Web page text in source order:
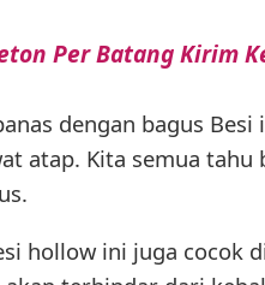
Per Batang Kirim
dengan bagus
atap. Kita semua
hollow ini juga cocok